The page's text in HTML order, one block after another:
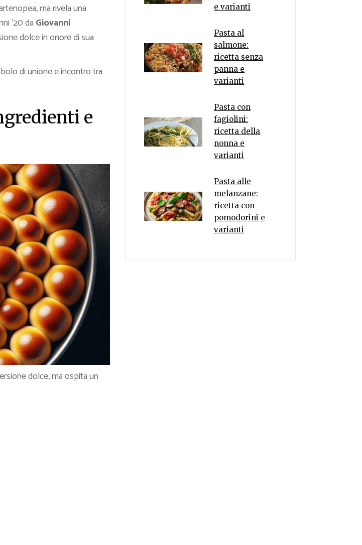
ma rivela una
’20 da Giovanni
dolce in onore di sua
di unione e incontro tra
e
dolce, ma ospita un
e varianti
Pasta al
salmone:
ricetta senza
panna e
varianti
Pasta con
fagiolini:
ricetta della
nonna e
varianti
Pasta alle
melanzane:
ricetta con
pomodorini e
varianti